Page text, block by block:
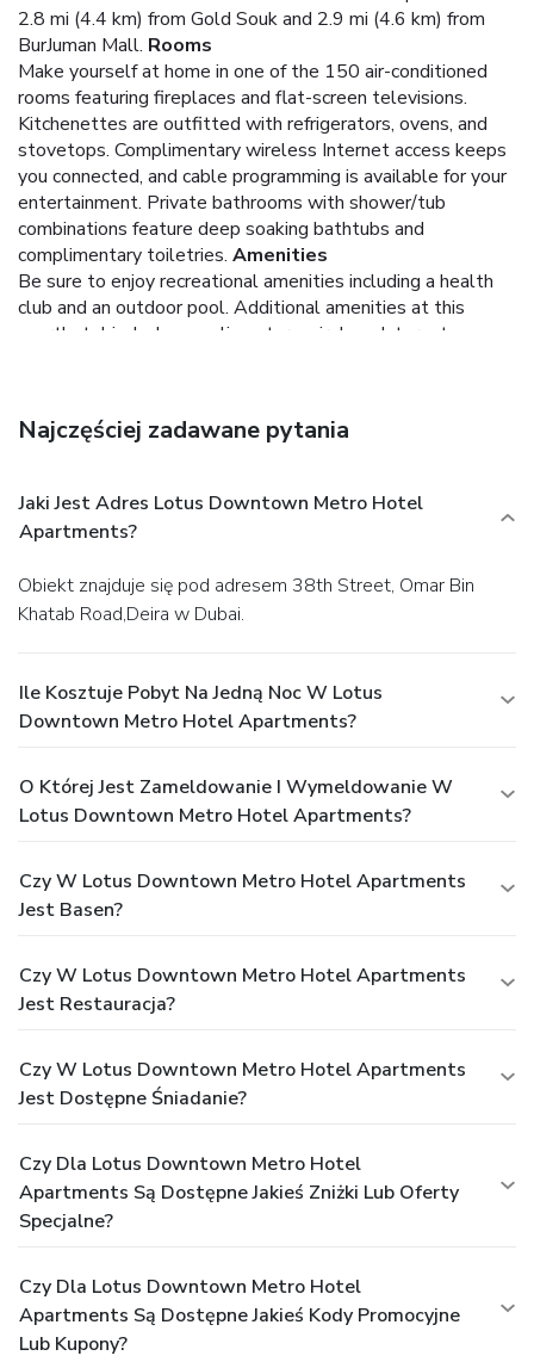
2.8 mi (4.4 km) from Gold Souk and 2.9 mi (4.6 km) from
BurJuman Mall. Rooms
Make yourself at home in one of the 150 air-conditioned
rooms featuring fireplaces and flat-screen televisions.
Kitchenettes are outfitted with refrigerators, ovens, and
stovetops. Complimentary wireless Internet access keeps
you connected, and cable programming is available for your
entertainment. Private bathrooms with shower/tub
combinations feature deep soaking bathtubs and
complimentary toiletries. Amenities
Be sure to enjoy recreational amenities including a health
club and an outdoor pool. Additional amenities at this
aparthotel include complimentary wireless Internet access
Dining is also available at the coffee shop/café, and room
service (during limited hours) is provided. Buffet breakfasts
Business, Other Amenities
Featured amenities include a business center,
complimentary newspapers in the lobby, and dry
provided for a surcharge (available 24 hours), and free self
parking is available onsite.
Najczęściej zadawane pytania
Jaki Jest Adres Lotus Downtown Metro Hotel
Apartments?
Obiekt znajduje się pod adresem 38th Street, Omar Bin
Khatab Road,Deira w Dubai.
Ile Kosztuje Pobyt Na Jedną Noc W Lotus
Downtown Metro Hotel Apartments?
O Której Jest Zameldowanie I Wymeldowanie W
Lotus Downtown Metro Hotel Apartments?
Czy W Lotus Downtown Metro Hotel Apartments
Jest Basen?
Czy W Lotus Downtown Metro Hotel Apartments
Jest Restauracja?
Czy W Lotus Downtown Metro Hotel Apartments
Jest Dostępne Śniadanie?
Czy Dla Lotus Downtown Metro Hotel
Apartments Są Dostępne Jakieś Zniżki Lub Oferty
Specjalne?
Czy Dla Lotus Downtown Metro Hotel
Apartments Są Dostępne Jakieś Kody Promocyjne
Lub Kupony?